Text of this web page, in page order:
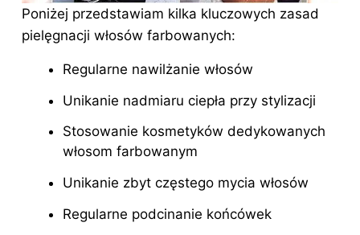
Poniżej przedstawiam kilka kluczowych zasad
pielęgnacji włosów farbowanych:
Regularne nawilżanie włosów
Unikanie nadmiaru ciepła przy stylizacji
Stosowanie kosmetyków dedykowanych
włosom farbowanym
Unikanie zbyt częstego mycia włosów
Regularne podcinanie końcówek